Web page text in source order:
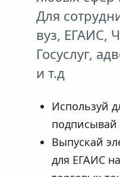
Для
вуз, ЕГАИС,
Госуслуг,
и т.д
Используй
Выпускай
для ЕГАИС